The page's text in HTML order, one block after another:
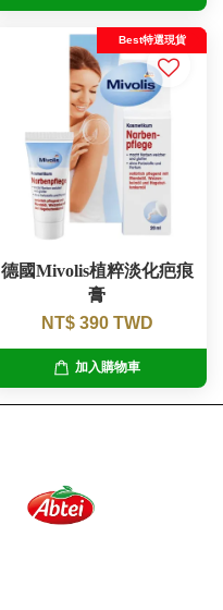
Best特選現貨
德國Mivolis植粹淡化疤痕
膏
NT$ 390 TWD
加入購物車